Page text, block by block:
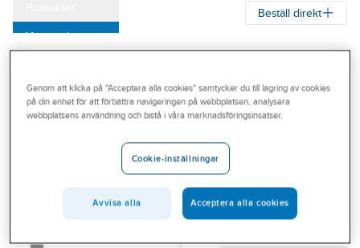
Varumärken
Outlet
Branscher
Beställ direkt
SOUTH WEST
T-shirt South
West Ray 812
RAY 812 FUNKTION
SVART STL L
Artikelnummer:
Genom att klicka på "Acceptera alla cookies" samtycker du till lagring av cookies
på din enhet för att förbättra navigeringen på webbplatsen, analysera
webbplatsens användning och bistå i våra marknadsföringsinsatser.
Cookie-inställningar
Avvisa alla Acceptera alla cookies